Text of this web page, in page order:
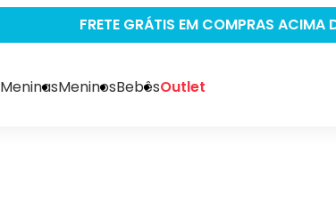
MeninasMeninosBebêsOutlet